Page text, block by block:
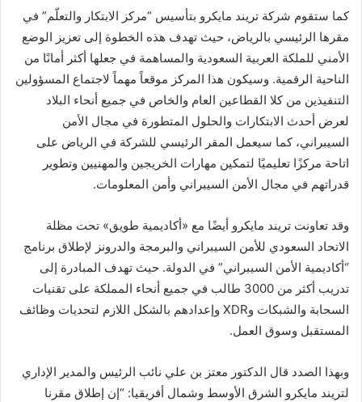
كما ستقوم شركة تريند مايكرو بتأسيس “مركز الابتكار والتعلّم” في
مقرها الرئيسي بالرياض، حيث تهدف هذه الخطوة إلى تعزيز الوضع
الأمني للملكة العربية السعودية والمساهمة في جعلها أكثر أمانًا من
الناحية الرقمية. وسيكون هذا المركز موقعاً مهماً لاجتماع المسؤولين
التنفيذين من كلا القطاعين العام والخاص في جميع أنحاء البلاد
لعرض أحدث الابتكارات والحلول المتطورة في مجال الأمن
السيبراني، كما سيعمل المقر الرئيسي للشركة في الرياض على
اتاحة مركزًا تعليميًا لتمكين مهارات الخريجين والمهنيين وتطوير
قدراتهم في مجال الأمن السيبراني وأمن المعلومات.
وقد تعاونت تريند مايكرو أيضًا مع «أكاديمية طويق» تحت مظلة
الاتحاد السعودي للأمن السيبراني والبرمجة والدرونز لإطلاق برنامج
“أكاديمية الأمن السيبراني” في الدولة. حيث تهدف المبادرة إلى
تدريب أكثر من 3000 طالب في جميع أنحاء المملكة على تقنيات
السحابة والشبكات وXDR وإعدادهم بالشكل اللازم لتحديات وظائف
المستقبل وسوق العمل.
وبهذا الصدد قال الدكتور معتز بن علي نائب الرئيس والمدير الإداري
لتريند مايكرو الشرق الأوسط وشمال أفريقيا: “إن إطلاق مقرنا